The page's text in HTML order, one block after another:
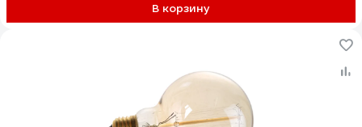
В корзину